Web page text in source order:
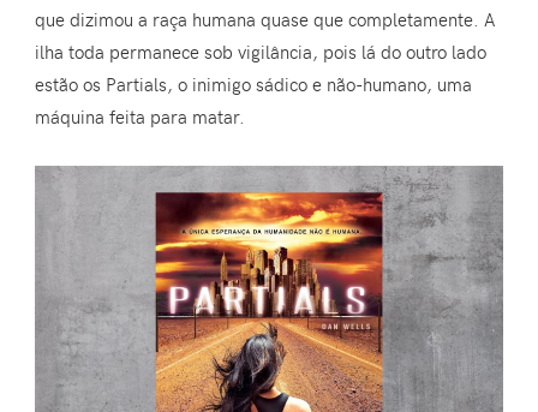
que dizimou a raça humana quase que completamente. A
ilha toda permanece sob vigilância, pois lá do outro lado
estão os Partials, o inimigo sádico e não-humano, uma
máquina feita para matar.